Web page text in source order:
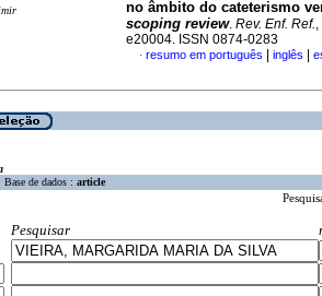
no âmbito do cateterismo
scoping review. Rev. Enf. Ref.
e20004. ISSN 0874-0283
· resumo em português inglês
Base de dados : article
Pesquisar